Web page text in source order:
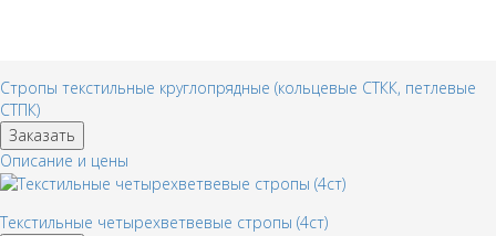
Стропы текстильные круглопрядные (кольцевые СТКК, петлевые
СТПК)
Заказать
Описание и цены
Текстильные четырехветвевые стропы (4ст)